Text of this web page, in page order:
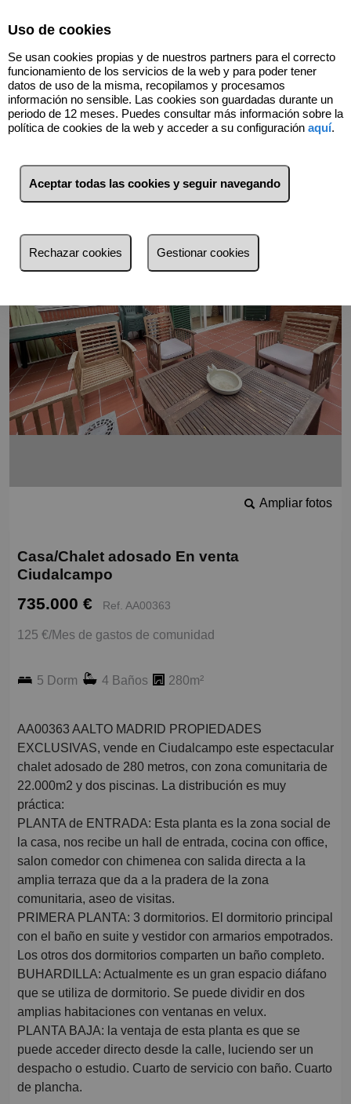
Volver
Ampliar fotos
Casa/Chalet adosado En venta
Ciudalcampo
735.000 € Ref. AA00363
125 €/Mes de gastos de comunidad
5 Dorm 4 Baños 280m²
AA00363 AALTO MADRID PROPIEDADES
EXCLUSIVAS, vende en Ciudalcampo este espectacular
chalet adosado de 280 metros, con zona comunitaria de
22.000m2 y dos piscinas. La distribución es muy
práctica:
PLANTA de ENTRADA: Esta planta es la zona social de
la casa, nos recibe un hall de entrada, cocina con office,
salon comedor con chimenea con salida directa a la
amplia terraza que da a la pradera de la zona
comunitaria, aseo de visitas.
PRIMERA PLANTA: 3 dormitorios. El dormitorio principal
con el baño en suite y vestidor con armarios empotrados.
Los otros dos dormitorios comparten un baño completo.
BUHARDILLA: Actualmente es un gran espacio diáfano
que se utiliza de dormitorio. Se puede dividir en dos
amplias habitaciones con ventanas en velux.
PLANTA BAJA: la ventaja de esta planta es que se
puede acceder directo desde la calle, luciendo ser un
despacho o estudio. Cuarto de servicio con baño. Cuarto
de plancha.
Uso de cookies
Se usan cookies propias y de nuestros partners para el correcto
funcionamiento de los servicios de la web y para poder tener
datos de uso de la misma, recopilamos y procesamos
información no sensible. Las cookies son guardadas durante un
periodo de 12 meses. Puedes consultar más información sobre la
política de cookies de la web y acceder a su configuración aquí.
Aceptar todas las cookies y seguir navegando
Rechazar cookies Gestionar cookies